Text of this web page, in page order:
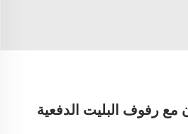
مع رفوف البليت الدفعية